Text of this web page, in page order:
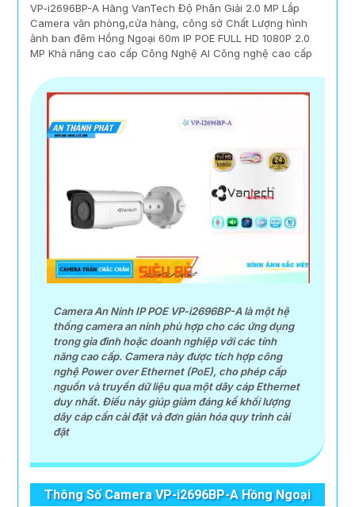
VP-i2696BP-A Hãng VanTech Độ Phân Giải 2.0 MP Lắp
Camera văn phòng,cửa hàng, công sở Chất Lượng hình
ảnh ban đêm Hồng Ngoại 60m IP POE FULL HD 1080P 2.0
MP Khả năng cao cấp Công Nghệ AI Công nghệ cao cấp
Camera An Ninh IP POE VP-i2696BP-A là một hệ
thống camera an ninh phù hợp cho các ứng dụng
trong gia đình hoặc doanh nghiệp với các tính
năng cao cấp. Camera này được tích hợp công
nghệ Power over Ethernet (PoE), cho phép cấp
nguồn và truyền dữ liệu qua một dây cáp Ethernet
duy nhất. Điều này giúp giảm đáng kể khối lượng
dây cáp cần cài đặt và đơn giản hóa quy trình cài
đặt
Thông Số Camera VP-i2696BP-A Hồng Ngoại